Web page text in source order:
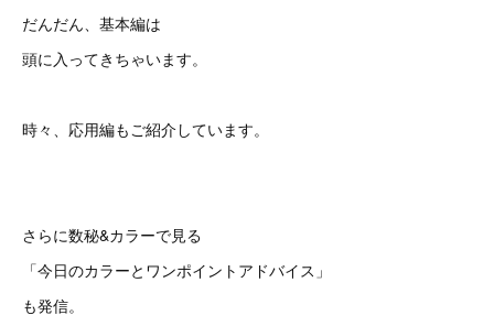
だんだん、基本編は
頭に入ってきちゃいます。
時々、応用編もご紹介しています。
さらに数秘&カラーで見る
「今日のカラーとワンポイントアドバイス」
も発信。